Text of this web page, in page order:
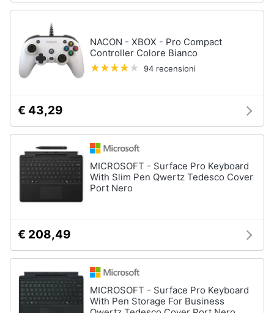
NACON - XBOX - Pro Compact
Controller Colore Bianco
94 recensioni
€ 43,29
MICROSOFT - Surface Pro Keyboard
With Slim Pen Qwertz Tedesco Cover
Port Nero
€ 208,49
MICROSOFT - Surface Pro Keyboard
With Pen Storage For Business